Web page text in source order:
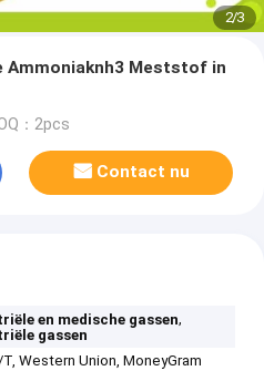
2/3
Ammoniaknh3 Meststof in
：2pcs
Contact nu
en medische gassen,
gassen
Western Union, MoneyGram